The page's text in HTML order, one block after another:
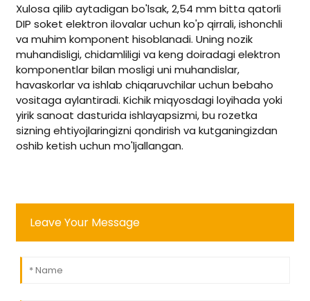
Xulosa qilib aytadigan bo'lsak, 2,54 mm bitta qatorli
DIP soket elektron ilovalar uchun ko'p qirrali, ishonchli
va muhim komponent hisoblanadi. Uning nozik
muhandisligi, chidamliligi va keng doiradagi elektron
komponentlar bilan mosligi uni muhandislar,
havaskorlar va ishlab chiqaruvchilar uchun bebaho
vositaga aylantiradi. Kichik miqyosdagi loyihada yoki
yirik sanoat dasturida ishlayapsizmi, bu rozetka
sizning ehtiyojlaringizni qondirish va kutganingizdan
oshib ketish uchun mo'ljallangan.
Leave Your Message